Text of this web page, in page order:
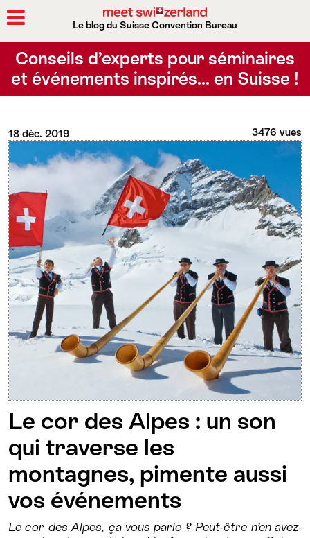
Le blog du Suisse Convention Bureau
Conseils d’experts pour séminaires
et événements inspirés… en Suisse !
18 déc. 2019 3476 vues
Le cor des Alpes : un son
qui traverse les
montagnes, pimente aussi
vos événements
Le cor des Alpes, ça vous parle ? Peut-être n’en avez-